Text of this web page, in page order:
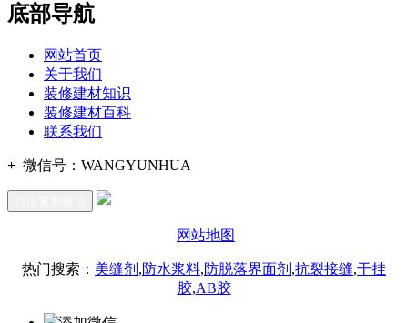
底部导航
网站首页
关于我们
装修建材知识
装修建材百科
联系我们
+ 微信号： WANGYUNHUA
网站地图
热门搜索： 美缝剂 ,防水浆料,防脱落界面剂 ,抗裂接缝,干挂
胶,AB胶